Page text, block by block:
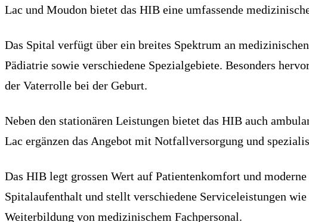
Lac und Moudon bietet das HIB eine umfassende
Das Spital verfügt über ein breites Spektrum an
Pädiatrie sowie verschiedene Spezialgebiete. Besonders
der Vaterrolle bei der Geburt.
Neben den stationären Leistungen bietet das HIB auch
Lac ergänzen das Angebot mit Notfallversorgung und
Das HIB legt grossen Wert auf Patientenkomfort und
Spitalaufenthalt und stellt verschiedene Serviceleistungen
Weiterbildung von medizinischem Fachpersonal.